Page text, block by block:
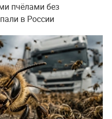
пчёлами без
в России